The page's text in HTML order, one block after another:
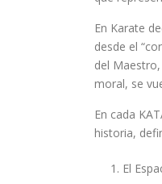
En Karate
desde el
del
moral, se
En cada
historia,
El